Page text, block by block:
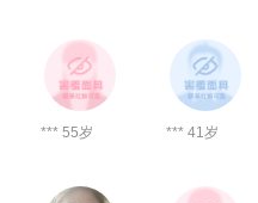
*** 55岁 *** 41岁